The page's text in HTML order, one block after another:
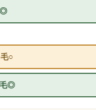
◎
○
毛◎